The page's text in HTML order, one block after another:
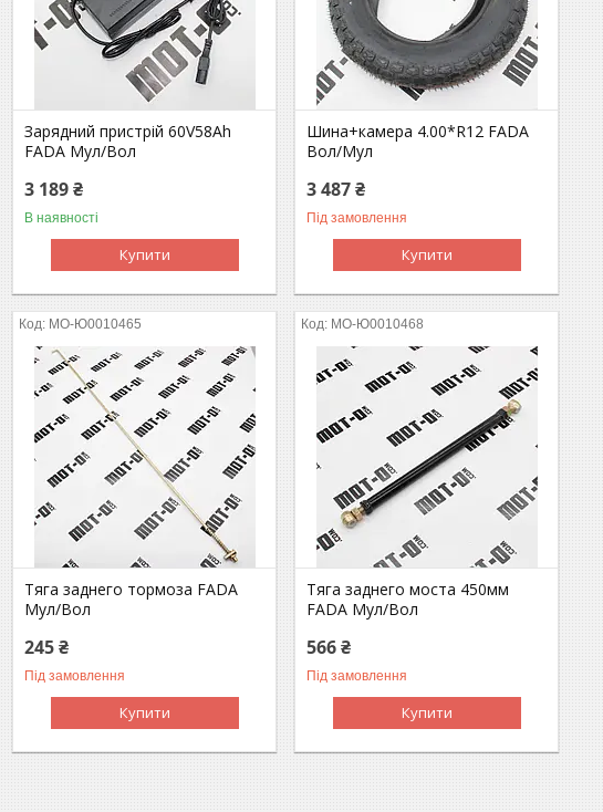
Зарядний пристрій 60V58Ah
FADA Мул/Вол
3 189 ₴
В наявності
Купити
Шина+камера 4.00*R12 FADA
Вол/Мул
3 487 ₴
Під замовлення
Купити
MO-Ю0010465
Тяга заднего тормоза FADA
Мул/Вол
245 ₴
Під замовлення
Купити
MO-Ю0010468
Тяга заднего моста 450мм
FADA Мул/Вол
566 ₴
Під замовлення
Купити